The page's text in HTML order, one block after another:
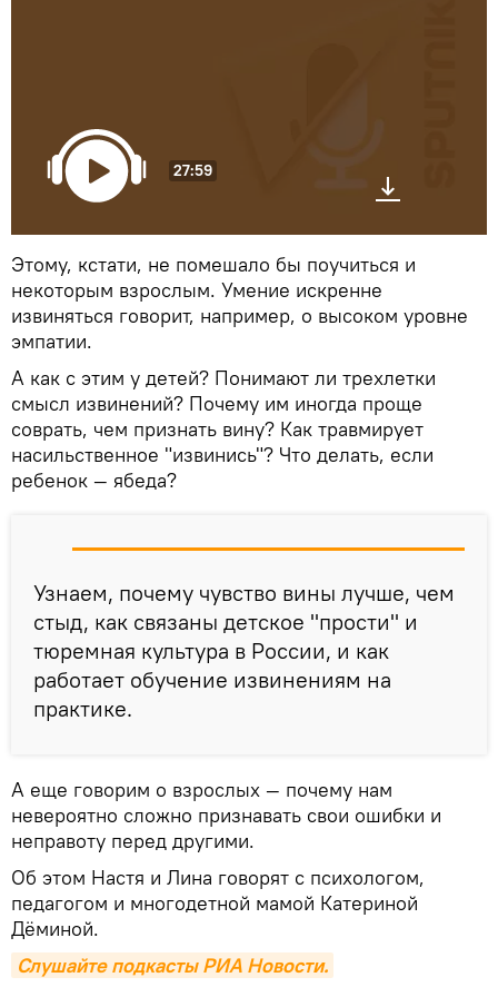
27:59
Этому, кстати, не помешало бы поучиться и
некоторым взрослым. Умение искренне
извиняться говорит, например, о высоком уровне
эмпатии.
А как с этим у детей? Понимают ли трехлетки
смысл извинений? Почему им иногда проще
соврать, чем признать вину? Как травмирует
насильственное "извинись"? Что делать, если
ребенок — ябеда?
Узнаем, почему чувство вины лучше, чем
стыд, как связаны детское "прости" и
тюремная культура в России, и как
работает обучение извинениям на
практике.
А еще говорим о взрослых — почему нам
невероятно сложно признавать свои ошибки и
неправоту перед другими.
Об этом Настя и Лина говорят с психологом,
педагогом и многодетной мамой Катериной
Дёминой.
Слушайте подкасты РИА Новости.